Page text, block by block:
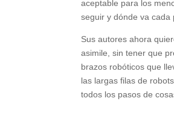
aceptable para los
seguir y dónde va cada
Sus autores ahora
asimile, sin tener que
brazos robóticos que
las largas filas de
todos los pasos de